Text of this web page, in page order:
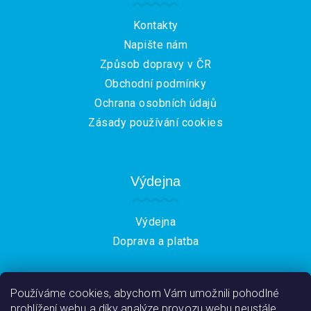
Používáme cookies, abychom Vám umožnili pohodlné
Kontakty
Napište nám
Způsob dopravy v ČR
Obchodní podmínky
Ochrana osobních údajů
Zásady používání cookies
Výdejna
Výdejna
Doprava a platba